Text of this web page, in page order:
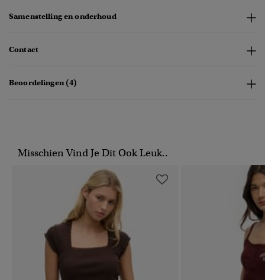
Samenstelling en onderhoud
Contact
Beoordelingen (4)
Misschien Vind Je Dit Ook Leuk..